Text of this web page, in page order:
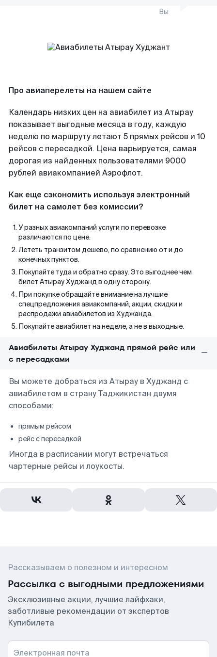
Вы
Про авиаперелеты на нашем сайте
Календарь низких цен на авиабилет из Атырау
показывает выгодные месяца в году, каждую
неделю по маршруту летают 5 прямых рейсов и 10
рейсов с пересадкой. Цена варьируется, самая
дорогая из найденных пользователями 9000
рублей авиакомпанией Аэрофлот.
Как еще сэкономить используя электронный
билет на самолет без комиссии?
У разных авиакомпаний услуги по перевозке
различаются по цене.
Лететь транзитом дешево, по сравнению от и до
конечных пунктов.
Покупайте туда и обратно сразу. Это выгоднее чем
билет Атырау Худжанд в одну сторону.
При покупке обращайте внимание на лучшие
спецпредложения авиакомпаний, акции, скидки и
распродажи авиабилетов из Худжанда.
Покупайте авиабилет на неделе, а не в выходные.
Авиабилеты Атырау Худжанд прямой рейс или
с пересадками
Вы можете добраться из Атырау в Худжанд с
авиабилетом в страну Таджикистан двумя
способами:
прямым рейсом
рейс с пересадкой
Иногда в расписании могут встречаться
чартерные рейсы и лоукосты.
Рассказываем о полезном и интересном
Рассылка с выгодными предложениями
Эксклюзивные акции, лучшие лайфхаки,
заботливые рекомендации от экспертов
Купибилета
Электронная почта